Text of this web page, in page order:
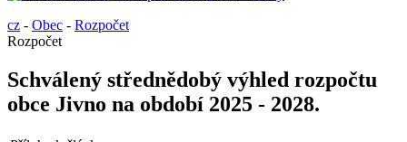
cz - Obec - Rozpočet
Rozpočet
Schválený střednědobý výhled rozpočtu
obce Jivno na období 2025 - 2028.